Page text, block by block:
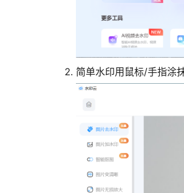
简单水印用鼠标/手指涂